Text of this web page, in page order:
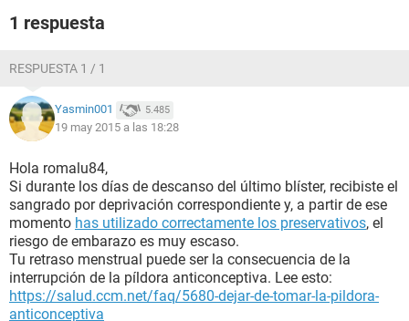
1 respuesta
RESPUESTA 1 / 1
Yasmin001 5.485
19 may 2015 a las 18:28
Hola romalu84,
Si durante los días de descanso del último blíster, recibiste el
sangrado por deprivación correspondiente y, a partir de ese
momento has utilizado correctamente los preservativos, el
riesgo de embarazo es muy escaso.
Tu retraso menstrual puede ser la consecuencia de la
interrupción de la píldora anticonceptiva. Lee esto:
https://salud.ccm.net/faq/5680-dejar-de-tomar-la-pildora-
anticonceptiva